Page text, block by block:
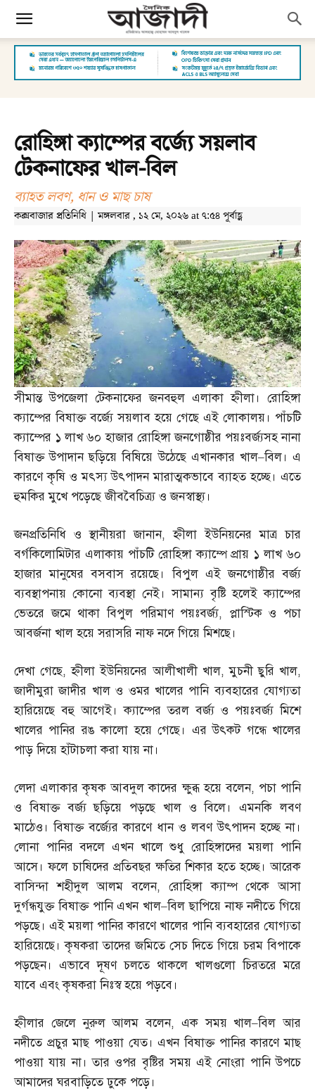
রোহিঙ্গা ক্যাম্পের বর্জ্যে সয়লাব
টেকনাফের খাল-বিল
ব্যাহত লবণ, ধান ও মাছ চাষ
কক্সবাজার প্রতিনিধি | মঙ্গলবার , ১২ মে, ২০২৬ at ৭:৫৪ পূর্বাহ্ণ
সীমান্ত উপজেলা টেকনাফের জনবহুল এলাকা হ্নীলা। রোহিঙ্গা
ক্যাম্পের বিষাক্ত বর্জ্যে সয়লাব হয়ে গেছে এই লোকালয়। পাঁচটি
ক্যাম্পের ১ লাখ ৬০ হাজার রোহিঙ্গা জনগোষ্ঠীর পয়ঃবর্জ্যসহ নানা
বিষাক্ত উপাদান ছড়িয়ে বিষিয়ে উঠেছে এখানকার খাল–বিল। এ
কারণে কৃষি ও মৎস্য উৎপাদন মারাত্মকভাবে ব্যাহত হচ্ছে। এতে
হুমকির মুখে পড়েছে জীববৈচিত্র্য ও জনস্বাস্থ্য।
জনপ্রতিনিধি ও স্থানীয়রা জানান,হ্নীলা ইউনিয়নের মাত্র চার
বর্গকিলোমিটার এলাকায় পাঁচটি রোহিঙ্গা ক্যাম্পে প্রায় ১ লাখ ৬০
হাজার মানুষের বসবাস রয়েছে। বিপুল এই জনগোষ্ঠীর বর্জ্য
ব্যবস্থাপনায় কোনো ব্যবস্থা নেই। সামান্য বৃষ্টি হলেই ক্যাম্পের
ভেতরে জমে থাকা বিপুল পরিমাণ পয়ঃবর্জ্য, প্লাস্টিক ও পচা
আবর্জনা খাল হয়ে সরাসরি নাফ নদে গিয়ে মিশছে।
দেখা গেছে,হ্নীলা ইউনিয়নের আলীখালী খাল,মুচনী ছুরি খাল,
জাদীমুরা জাদীর খাল ও ওমর খালের পানি ব্যবহারের যোগ্যতা
হারিয়েছে বহু আগেই। ক্যাম্পের তরল বর্জ্য ও পয়ঃবর্জ্য মিশে
খালের পানির রঙ কালো হয়ে গেছে। এর উৎকট গন্ধে খালের
পাড় দিয়ে হাঁটাচলা করা যায় না।
লেদা এলাকার কৃষক আবদুল কাদের ক্ষুব্ধ হয়ে বলেন, পচা পানি
ও বিষাক্ত বর্জ্য ছড়িয়ে পড়ছে খাল ও বিলে। এমনকি লবণ
মাঠেও। বিষাক্ত বর্জ্যের কারণে ধান ও লবণ উৎপাদন হচ্ছে না।
লোনা পানির বদলে এখন খালে শুধু রোহিঙ্গাদের ময়লা পানি
আসে। ফলে চাষিদের প্রতিবছর ক্ষতির শিকার হতে হচ্ছে। আরেক
বাসিন্দা শহীদুল আলম বলেন, রোহিঙ্গা ক্যাম্প থেকে আসা
দুর্গন্ধযুক্ত বিষাক্ত পানি এখন খাল–বিল ছাপিয়ে নাফ নদীতে গিয়ে
পড়ছে। এই ময়লা পানির কারণে খালের পানি ব্যবহারের যোগ্যতা
হারিয়েছে। কৃষকরা তাদের জমিতে সেচ দিতে গিয়ে চরম বিপাকে
পড়ছেন। এভাবে দূষণ চলতে থাকলে খালগুলো চিরতরে মরে
যাবে এবং কৃষকরা নিঃস্ব হয়ে পড়বে।
হ্নীলার জেলে নুরুল আলম বলেন, এক সময় খাল–বিল আর
নদীতে প্রচুর মাছ পাওয়া যেত। এখন বিষাক্ত পানির কারণে মাছ
পাওয়া যায় না। তার ওপর বৃষ্টির সময় এই নোংরা পানি উপচে
আমাদের ঘরবাড়িতে ঢুকে পড়ে।